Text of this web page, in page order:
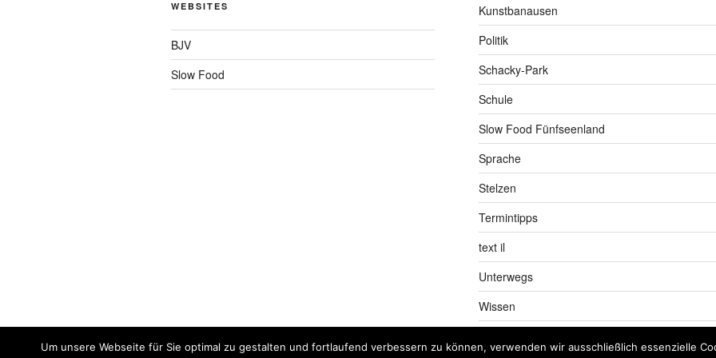
WEBSITES
BJV
Slow Food
Kunstbanausen
Politik
Schacky-Park
Schule
Slow Food Fünfseenland
Sprache
Stelzen
Termintipps
text il
Unterwegs
Wissen
Um unsere Webseite für Sie optimal zu gestalten und fortlaufend verbessern zu können, verwenden wir ausschließlich essenzielle